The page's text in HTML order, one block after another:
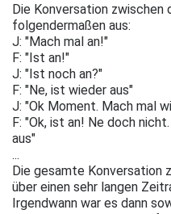
Die Konversation zwischen
folgendermaßen aus:
J: "Mach mal an!"
F: "Ist an!"
J: "Ist noch an?"
F: "Ne, ist wieder aus"
J: "Ok Moment. Mach mal
F: "Ok, ist an! Ne doch
aus"
...
Die gesamte Konversation
über einen sehr langen
Irgendwann war es dann